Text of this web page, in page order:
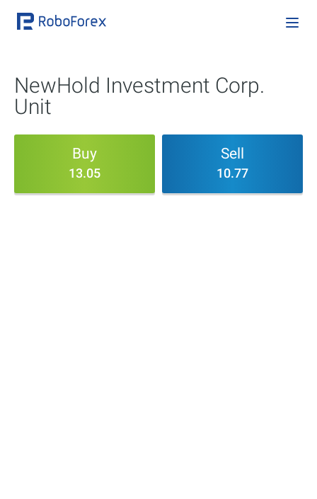
NewHold Investment Corp.
Unit
Buy
13.05
Sell
10.77